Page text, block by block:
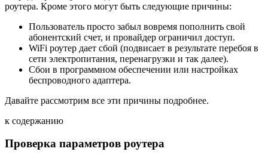
роутера. Кроме этого могут быть следующие причины:
Пользователь просто забыл вовремя пополнить свой
абонентский счет, и провайдер ограничил доступ.
WiFi роутер дает сбой (подвисает в результате перебоя в
сети электропитания, перенагрузки и так далее).
Сбои в программном обеспечении или настройках
беспроводного адаптера.
Давайте рассмотрим все эти причины подробнее.
к содержанию
Проверка параметров роутера